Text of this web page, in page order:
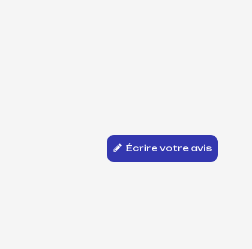
Écrire votre avis